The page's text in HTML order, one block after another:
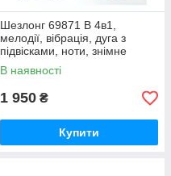
Шезлонг 69871 B 4в1,
мелодії, вібрація, дуга з
підвісками, ноти, знімне
піаніно, пискавки, на
батарейках,
В наявності
1 950 ₴
Купити